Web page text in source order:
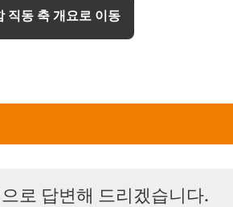
직동 축 개요로 이동
로 답변해 드리겠습니다.